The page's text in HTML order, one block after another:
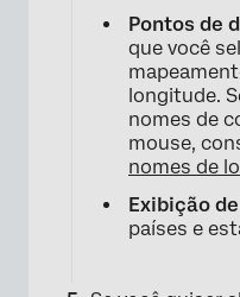
Pontos de
que você
longitude.
nomes de
mouse,
nomes de
Exibição
países e